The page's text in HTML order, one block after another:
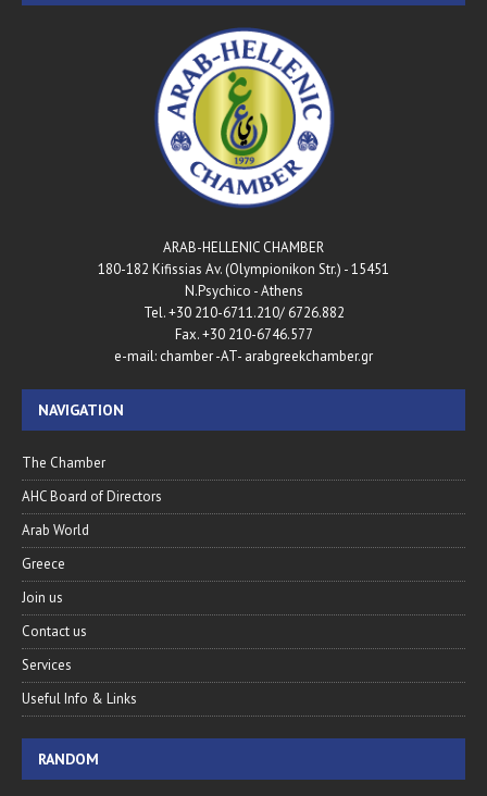
ARAB-HELLENIC CHAMBER
180-182 Kifissias Av. (Olympionikon Str.) - 15451
N.Psychico - Athens
Tel. +30 210-6711.210/ 6726.882
Fax. +30 210-6746.577
e-mail: chamber -AT- arabgreekchamber.gr
NAVIGATION
The Chamber
AHC Board of Directors
Arab World
Greece
Join us
Contact us
Services
Useful Info & Links
RANDOM